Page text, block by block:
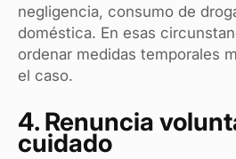
negligencia, consumo de
doméstica. En esas
ordenar medidas temporales
el caso.
4. Renuncia
cuidado